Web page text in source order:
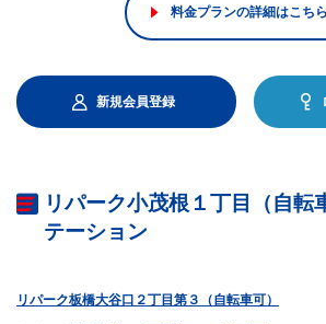
料金プランの詳細はこちら
新規会員登録
リパーク小茂根１丁目（自転
テーション
リパーク板橋大谷口２丁目第３（自転車可）